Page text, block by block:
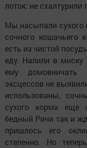
лоток: не схалтурили
Мы насыпали сухого
сочного кошачьего
есть из чистой
еду. Налили в
ему домовничать
эксцессов не
использованы,
сухого корма еще
бедный Ричи так и
пришлось его
степенно. Но